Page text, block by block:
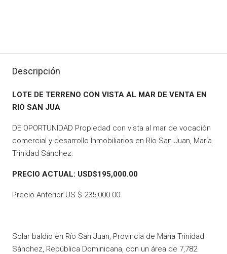
Descripción
LOTE DE TERRENO CON VISTA AL MAR DE VENTA EN
RIO SAN JUA
DE OPORTUNIDAD Propiedad con vista al mar de vocación
comercial y desarrollo Inmobiliarios en Río San Juan, María
Trinidad Sánchez.
PRECIO ACTUAL: USD$195,000.00
Precio Anterior US $ 235,000.00
Solar baldío en Río San Juan, Provincia de María Trinidad
Sánchez, República Dominicana, con un área de 7,782